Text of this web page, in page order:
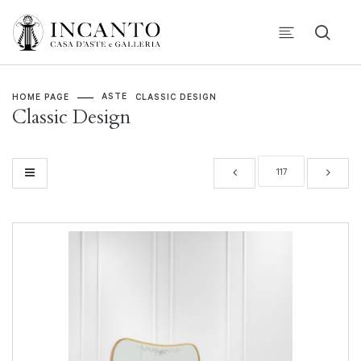
HOME PAGE ASTE CLASSIC DESIGN
Classic Design